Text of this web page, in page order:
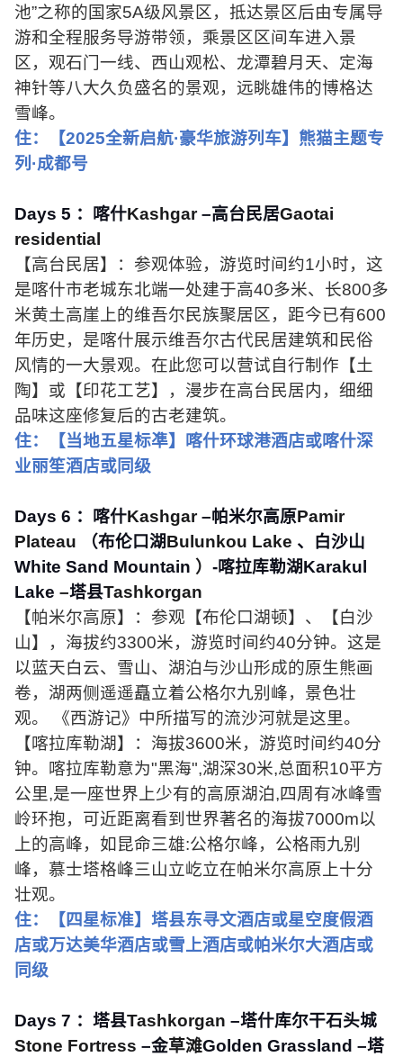
池”之称的国家5A级风景区，抵达景区后由专属导
游和全程服务导游带领，乘景区区间车进入景
区，观石门一线、西山观松、龙潭碧月天、定海
神针等八大久负盛名的景观，远眺雄伟的博格达
雪峰。
住：【2025全新启航·豪华旅游列车】熊猫主题专
列·成都号
Days 5 ：喀什Kashgar–高台民居Gaotai
residential
【高台民居】：参观体验，游览时间约1小时，这
是喀什市老城东北端一处建于高40多米、长800多
米黄土高崖上的维吾尔民族聚居区，距今已有600
年历史，是喀什展示维吾尔古代民居建筑和民俗
风情的一大景观。在此您可以营试自行制作【土
陶】或【印花工艺】，漫步在高台民居内，细细
品味这座修复后的古老建筑。
住：【当地五星标凖】喀什环球港酒店或喀什深
业丽笙酒店或同级
Days 6 ：喀什Kashgar–帕米尔高原Pamir
Plateau
（布伦口湖Bulunkou Lake 、白沙山
White Sand Mountain ） -喀拉库勒湖Karakul
Lake –塔县Tashkorgan
【帕米尔高原】：参观【布伦口湖顿】、【白沙
山】，海拔约3300米，游览时间约40分钟。这是
以蓝天白云、雪山、湖泊与沙山形成的原生熊画
卷，湖两侧遥遥矗立着公格尔九别峰，景色壮
观。 《西游记》中所描写的流沙河就是这里。
【喀拉库勒湖】：海拔3600米，游览时间约40分
钟。喀拉库勒意为"黑海",湖深30米,总面积10平方
公里,是一座世界上少有的高原湖泊,四周有冰峰雪
岭环抱，可近距离看到世界著名的海拔7000m以
上的高峰，如昆命三雄:公格尔峰，公格雨九别
峰，慕士塔格峰三山立屹立在帕米尔高原上十分
壮观。
住：【四星标准】塔县东寻文酒店或星空度假酒
店或万达美华酒店或雪上酒店或帕米尔大酒店或
同级
Days 7 ：塔县Tashkorgan –塔什库尔干石头城
Stone Fortress –金草滩Golden Grassland –塔